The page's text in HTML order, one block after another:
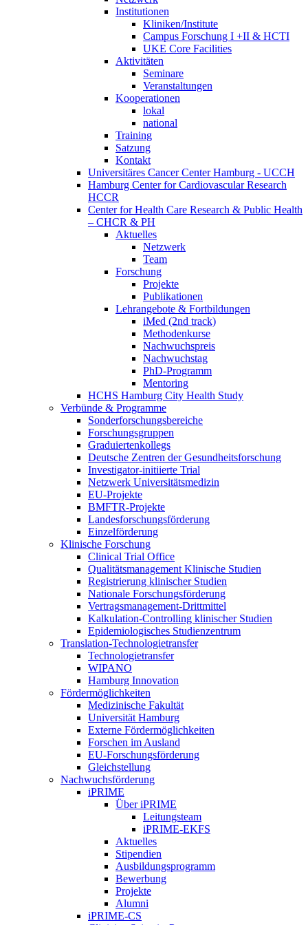
Institutionen
Kliniken/Institute
Campus Forschung I +II & HCTI
UKE Core Facilities
Aktivitäten
Seminare
Veranstaltungen
Kooperationen
lokal
national
Training
Satzung
Kontakt
Universitäres Cancer Center Hamburg - UCCH
Hamburg Center for Cardiovascular Research
HCCR
Center for Health Care Research & Public Health
– CHCR & PH
Aktuelles
Netzwerk
Team
Forschung
Projekte
Publikationen
Lehrangebote & Fortbildungen
iMed (2nd track)
Methodenkurse
Nachwuchspreis
Nachwuchstag
PhD-Programm
Mentoring
HCHS Hamburg City Health Study
Verbünde & Programme
Sonderforschungsbereiche
Forschungsgruppen
Graduiertenkollegs
Deutsche Zentren der Gesundheitsforschung
Investigator-initiierte Trial
Netzwerk Universitätsmedizin
EU-Projekte
BMFTR-Projekte
Landesforschungsförderung
Einzelförderung
Klinische Forschung
Clinical Trial Office
Qualitätsmanagement Klinische Studien
Registrierung klinischer Studien
Nationale Forschungsförderung
Vertragsmanagement-Drittmittel
Kalkulation-Controlling klinischer Studien
Epidemiologisches Studienzentrum
Translation-Technologietransfer
Technologietransfer
WIPANO
Hamburg Innovation
Fördermöglichkeiten
Medizinische Fakultät
Universität Hamburg
Externe Fördermöglichkeiten
Forschen im Ausland
EU-Forschungsförderung
Gleichstellung
Nachwuchsförderung
iPRIME
Über iPRIME
Leitungsteam
iPRIME-EKFS
Aktuelles
Stipendien
Ausbildungsprogramm
Bewerbung
Projekte
Alumni
iPRIME-CS